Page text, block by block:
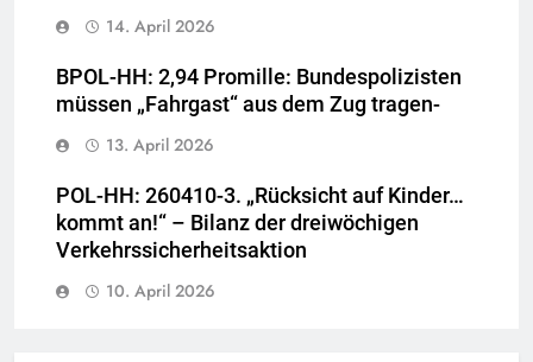
14. April 2026
BPOL-HH: 2,94 Promille: Bundespolizisten
müssen „Fahrgast“ aus dem Zug tragen-
13. April 2026
POL-HH: 260410-3. „Rücksicht auf Kinder…
kommt an!“ – Bilanz der dreiwöchigen
Verkehrssicherheitsaktion
10. April 2026